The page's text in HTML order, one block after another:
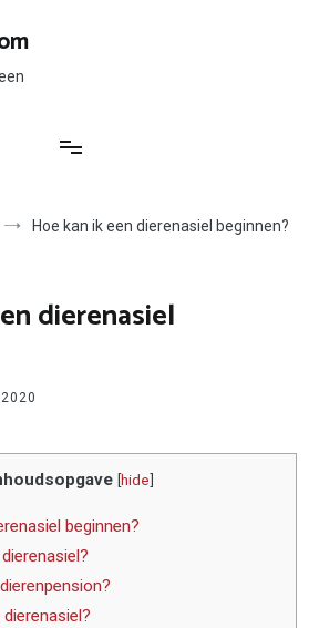
Hoe kan ik een dierenasiel beginnen?
dierenasiel
[hide]
beginnen?